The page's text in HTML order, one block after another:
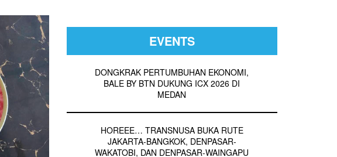
EVENTS
DONGKRAK PERTUMBUHAN EKONOMI,
BALE BY BTN DUKUNG ICX 2026 DI
MEDAN
HOREEE… TRANSNUSA BUKA RUTE
JAKARTA-BANGKOK, DENPASAR-
WAKATOBI, DAN DENPASAR-WAINGAPU